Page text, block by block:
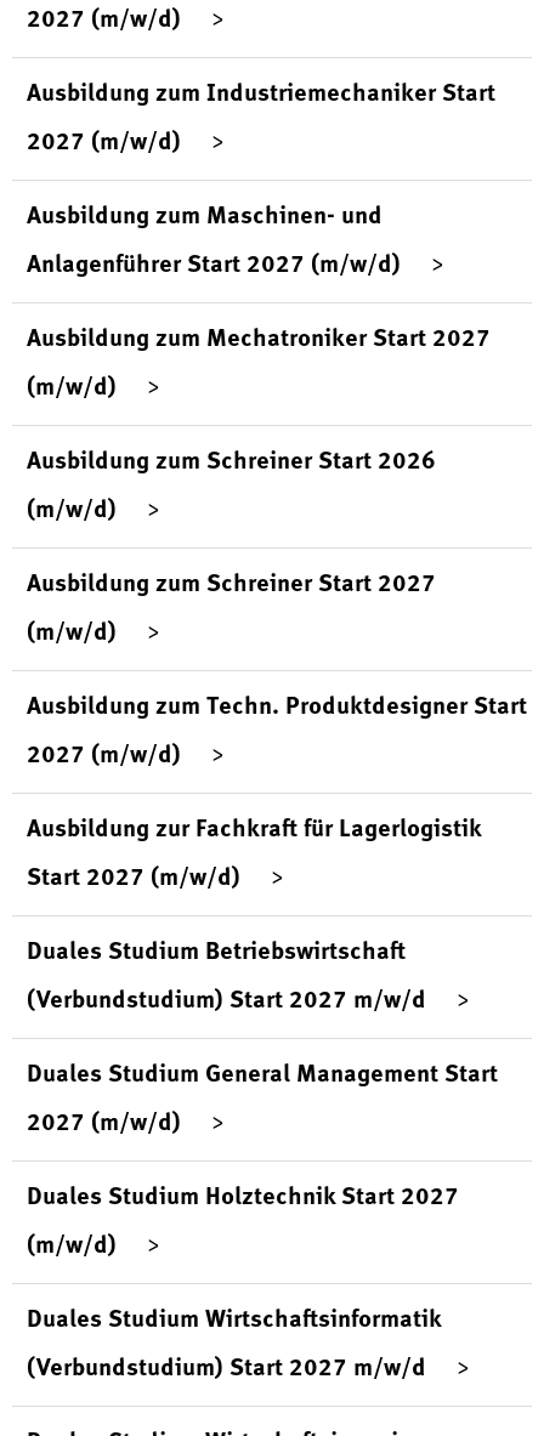
2027 (m/w/d)
Ausbildung zum Industriemechaniker Start
2027 (m/w/d)
Ausbildung zum Maschinen- und
Anlagenführer Start 2027 (m/w/d)
Ausbildung zum Mechatroniker Start 2027
(m/w/d)
Ausbildung zum Schreiner Start 2026
(m/w/d)
Ausbildung zum Schreiner Start 2027
(m/w/d)
Ausbildung zum Techn. Produktdesigner Start
2027 (m/w/d)
Ausbildung zur Fachkraft für Lagerlogistik
Start 2027 (m/w/d)
Duales Studium Betriebswirtschaft
(Verbundstudium) Start 2027 m/w/d
Duales Studium General Management Start
2027 (m/w/d)
Duales Studium Holztechnik Start 2027
(m/w/d)
Duales Studium Wirtschaftsinformatik
(Verbundstudium) Start 2027 m/w/d